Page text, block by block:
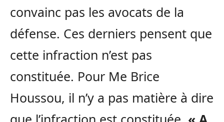
convainc pas les avocats de la
défense. Ces derniers pensent que
cette infraction n’est pas
constituée. Pour Me Brice
Houssou, il n’y a pas matière à dire